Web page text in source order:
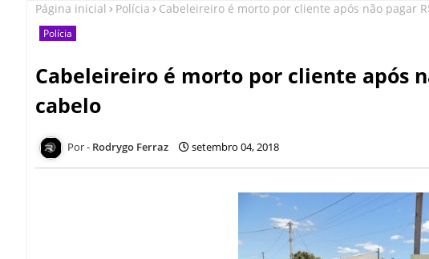
Página inicial Polícia Cabeleireiro é morto por cliente após não pagar
Polícia
Cabeleireiro é morto por cliente após
cabelo
Rodrygo Ferraz setembro 04, 2018